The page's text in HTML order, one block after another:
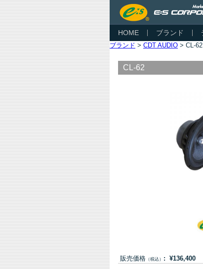
HOME ブランド
ブランド > CDT AUDIO > CL-62
CL-62
販売価格 （税込） : ¥136,400